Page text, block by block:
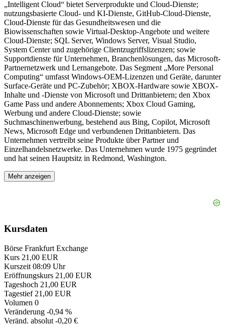
„Intelligent Cloud“ bietet Serverprodukte und Cloud-Dienste;
nutzungsbasierte Cloud- und KI-Dienste, GitHub-Cloud-Dienste,
Cloud-Dienste für das Gesundheitswesen und die
Biowissenschaften sowie Virtual-Desktop-Angebote und weitere
Cloud-Dienste; SQL Server, Windows Server, Visual Studio,
System Center und zugehörige Clientzugriffslizenzen; sowie
Supportdienste für Unternehmen, Branchenlösungen, das Microsoft-
Partnernetzwerk und Lernangebote. Das Segment „More Personal
Computing“ umfasst Windows-OEM-Lizenzen und Geräte, darunter
Surface-Geräte und PC-Zubehör; XBOX-Hardware sowie XBOX-
Inhalte und -Dienste von Microsoft und Drittanbietern; den Xbox
Game Pass und andere Abonnements; Xbox Cloud Gaming,
Werbung und andere Cloud-Dienste; sowie
Suchmaschinenwerbung, bestehend aus Bing, Copilot, Microsoft
News, Microsoft Edge und verbundenen Drittanbietern. Das
Unternehmen vertreibt seine Produkte über Partner und
Einzelhandelsnetzwerke. Das Unternehmen wurde 1975 gegründet
und hat seinen Hauptsitz in Redmond, Washington.
Mehr anzeigen
Kursdaten
Börse Frankfurt Exchange
Kurs 21,00 EUR
Kurszeit 08:09 Uhr
Eröffnungskurs 21,00 EUR
Tageshoch 21,00 EUR
Tagestief 21,00 EUR
Volumen 0
Veränderung -0,94 %
Veränd. absolut -0,20 €